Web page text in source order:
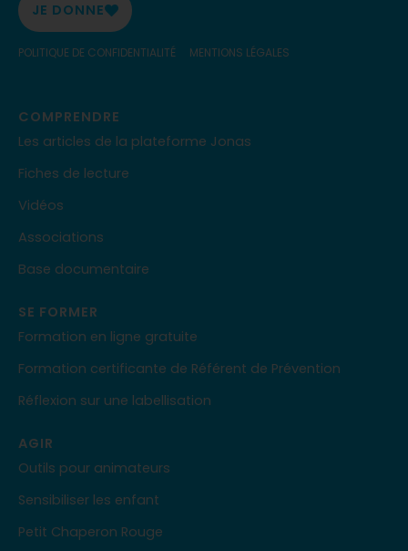
JE DONNE
POLITIQUE DE CONFIDENTIALITÉ MENTIONS LÉGALES
COMPRENDRE
Les articles de la plateforme Jonas
Fiches de lecture
Vidéos
Associations
Base documentaire
SE FORMER
Formation en ligne gratuite
Formation certificante de Référent de Prévention
Réflexion sur une labellisation
AGIR
Outils pour animateurs
Sensibiliser les enfant
Petit Chaperon Rouge